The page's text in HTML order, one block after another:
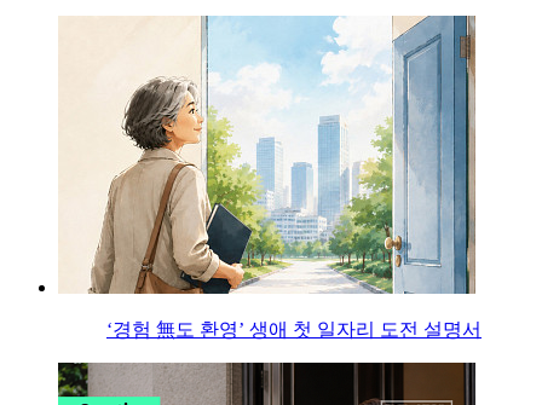
‘경험 無도 환영’ 생애 첫 일자리 도전 설명서